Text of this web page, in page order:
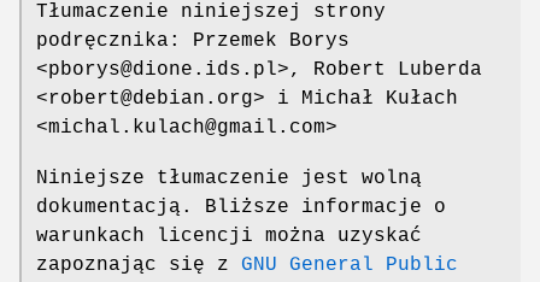
Tłumaczenie niniejszej strony
podręcznika: Przemek Borys
<pborys@dione.ids.pl>, Robert Luberda
<robert@debian.org> i Michał Kułach
<michal.kulach@gmail.com>
Niniejsze tłumaczenie jest wolną
dokumentacją. Bliższe informacje o
warunkach licencji można uzyskać
zapoznając się z GNU General Public